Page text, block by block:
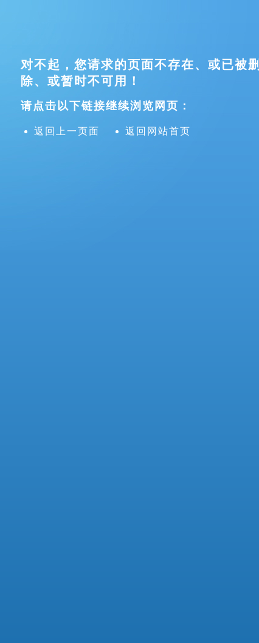
对不起，您请求的页面不存在、或已被删
除、或暂时不可用！
请点击以下链接继续浏览网页：
返回上一页面 返回网站首页